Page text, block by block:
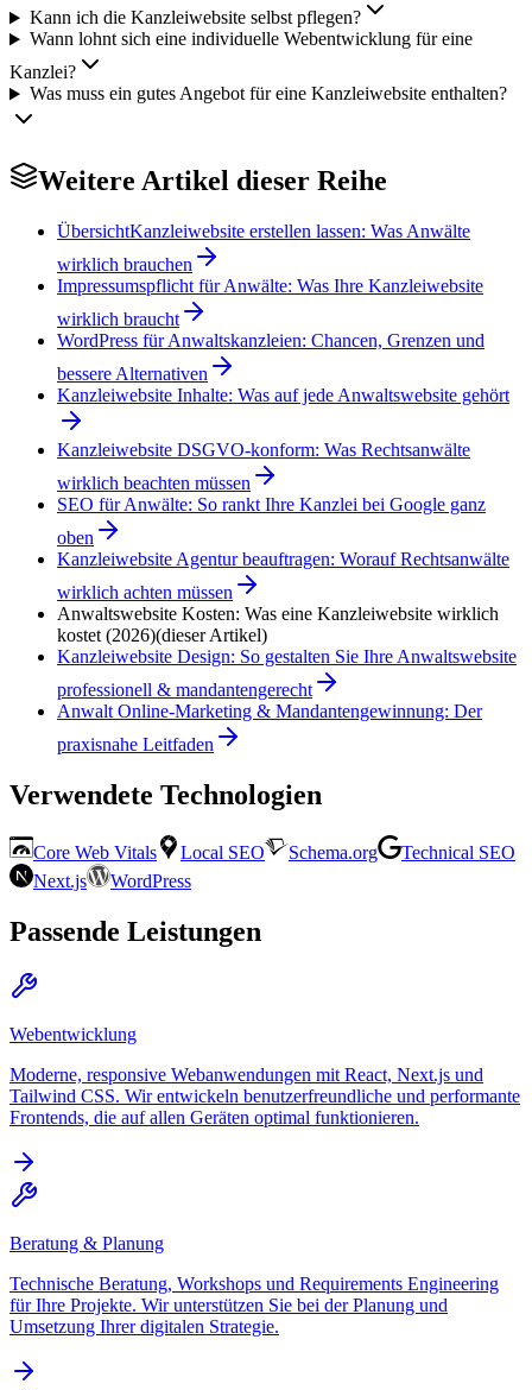
Kann ich die Kanzleiwebsite selbst pflegen?
Wann lohnt sich eine individuelle Webentwicklung für eine
Kanzlei?
Was muss ein gutes Angebot für eine Kanzleiwebsite enthalten?
Weitere Artikel dieser Reihe
ÜbersichtKanzleiwebsite erstellen lassen: Was Anwälte
wirklich brauchen
Impressumspflicht für Anwälte: Was Ihre Kanzleiwebsite
wirklich braucht
WordPress für Anwaltskanzleien: Chancen, Grenzen und
bessere Alternativen
Kanzleiwebsite Inhalte: Was auf jede Anwaltswebsite gehört
Kanzleiwebsite DSGVO-konform: Was Rechtsanwälte
wirklich beachten müssen
SEO für Anwälte: So rankt Ihre Kanzlei bei Google ganz
oben
Kanzleiwebsite Agentur beauftragen: Worauf Rechtsanwälte
wirklich achten müssen
Anwaltswebsite Kosten: Was eine Kanzleiwebsite wirklich
kostet (2026)(dieser Artikel)
Kanzleiwebsite Design: So gestalten Sie Ihre Anwaltswebsite
professionell & mandantengerecht
Anwalt Online-Marketing & Mandantengewinnung: Der
praxisnahe Leitfaden
Verwendete Technologien
Core Web Vitals Local SEO Schema.org
Technical SEO
Next.js
WordPress
Passende Leistungen
Webentwicklung
Moderne, responsive Webanwendungen mit React, Next.js und
Tailwind CSS. Wir entwickeln benutzerfreundliche und performante
Frontends, die auf allen Geräten optimal funktionieren.
Beratung & Planung
Technische Beratung, Workshops und Requirements Engineering
für Ihre Projekte. Wir unterstützen Sie bei der Planung und
Umsetzung Ihrer digitalen Strategie.